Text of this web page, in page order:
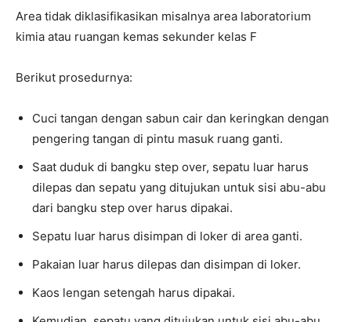
Area tidak diklasifikasikan misalnya area laboratorium
kimia atau ruangan kemas sekunder kelas F
Berikut prosedurnya:
Cuci tangan dengan sabun cair dan keringkan dengan
pengering tangan di pintu masuk ruang ganti.
Saat duduk di bangku step over, sepatu luar harus
dilepas dan sepatu yang ditujukan untuk sisi abu-abu
dari bangku step over harus dipakai.
Sepatu luar harus disimpan di loker di area ganti.
Pakaian luar harus dilepas dan disimpan di loker.
Kaos lengan setengah harus dipakai.